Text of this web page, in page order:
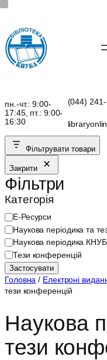
Перейти
вмісту
пн.-чт.: 9:00-
17:45, пт.: 9:00-
16:30
(044)
Фільтрувати товари
Закрити
Фільтри
Категорія
К
а
т
е
г
о
р
Е-Ресурси
Наукова періодика та
Наукова періодика
Тези конференцій
Застосувати
Головна / Електроні
тези конференцій
Наукова
тези